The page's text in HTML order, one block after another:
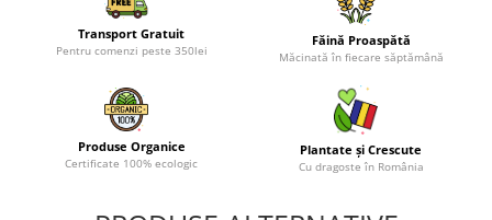
Transport Gratuit
Pentru comenzi peste 350lei
Făină Proaspătă
Măcinată în fiecare săptămână
Produse Organice
Certificate 100% ecologic
Plantate și Crescute
Cu dragoste în România